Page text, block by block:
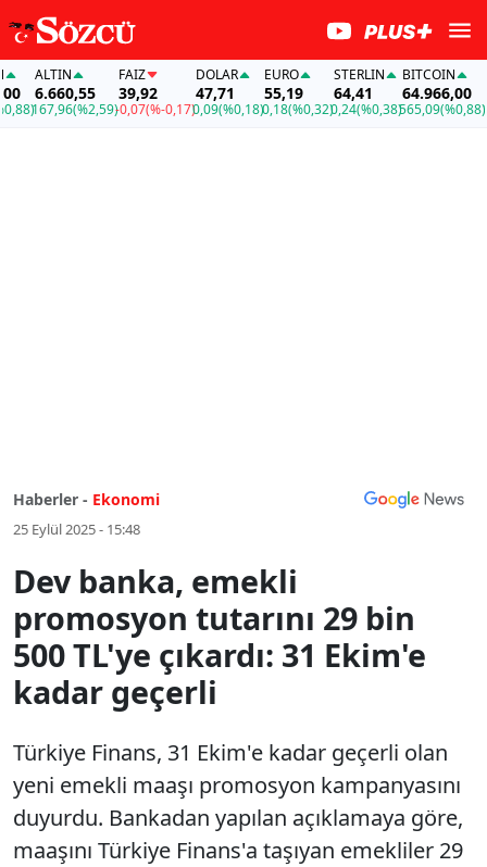
ALTIN
6.660,55
167,96(%2,59)
FAİZ
39,92
-0,07(%-0,17)
DOLAR
47,71
0,09(%0,18)
EURO
55,19
0,18(%0,32)
STERLIN
64,41
0,24(%0,38)
BITCOIN
64.966,00
565,09(%0,88)
Haberler - Ekonomi
25 Eylül 2025 - 15:48
Dev banka, emekli
promosyon tutarını 29 bin
500 TL'ye çıkardı: 31 Ekim'e
kadar geçerli
Türkiye Finans, 31 Ekim'e kadar geçerli olan
yeni emekli maaşı promosyon kampanyasını
duyurdu. Bankadan yapılan açıklamaya göre,
maaşını Türkiye Finans'a taşıyan emekliler 29